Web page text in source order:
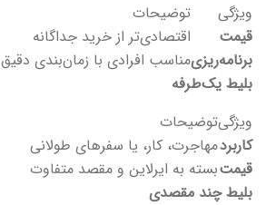
ویژگی
توضیحات
قیمت
اقتصادی‌تر از خرید جداگانه
برنامه‌ریزیمناسب افرادی با زمان‌بندی دقیق
بلیط یک‌طرفه
ویژگیتوضیحات
کاربردمهاجرت، کار، یا سفرهای طولانی
قیمتبسته به ایرلاین و مقصد متفاوت
بلیط چند مقصدی